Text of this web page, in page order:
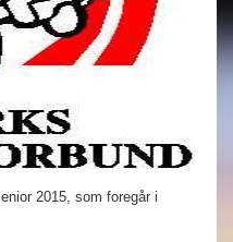
2015, som foregår i